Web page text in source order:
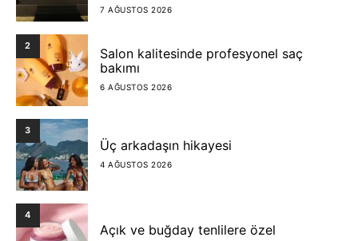
7 AĞUSTOS 2026
2
Salon kalitesinde profesyonel saç
bakımı
6 AĞUSTOS 2026
3
Üç arkadaşın hikayesi
4 AĞUSTOS 2026
4
Açık ve buğday tenlilere özel